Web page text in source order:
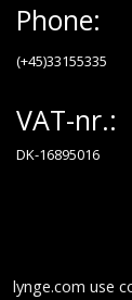
lynge.com use
Phone:
(+45)33155335
VAT-nr.:
DK-16895016